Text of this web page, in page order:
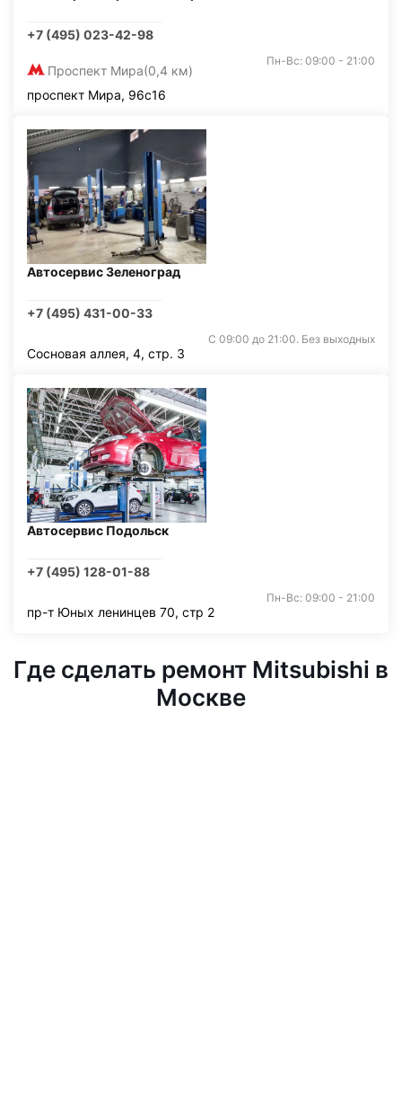
+7 (495) 023-42-98
Проспект Мира(0,4 км)
Пн-Вс: 09:00 - 21:00
проспект Мира, 96с16
Автосервис Зеленоград
+7 (495) 431-00-33
С 09:00 до 21:00. Без выходных
Сосновая аллея, 4, стр. 3
Автосервис Подольск
+7 (495) 128-01-88
Пн-Вс: 09:00 - 21:00
пр-т Юных ленинцев 70, стр 2
Где сделать ремонт Mitsubishi в
Москве